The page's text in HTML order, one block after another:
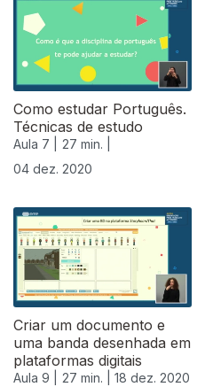
Como estudar Português.
Técnicas de estudo
Aula 7 |
27 min. |
04 dez. 2020
Criar um documento e
uma banda desenhada em
plataformas digitais
Aula 9 | 27 min. | 18 dez. 2020